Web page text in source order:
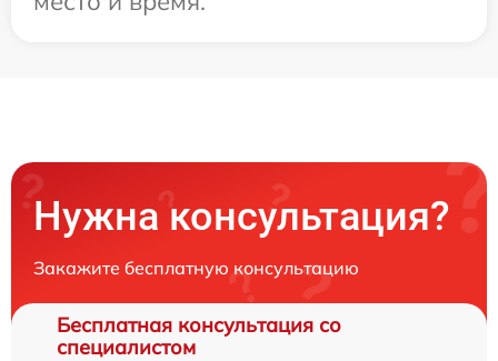
Нужна консультация?
Закажите бесплатную консультацию
Бесплатная консультация со
специалистом